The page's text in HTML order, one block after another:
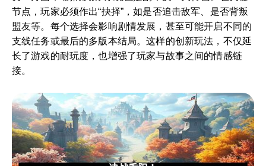
节点，玩家必须作出“抉择”，如是否追击敌军、是否背叛
盟友等。每个选择会影响剧情发展，甚至可能开启不同的
支线任务或最后的多版本结局。这样的创新玩法，不仅延
长了游戏的耐玩度，也增强了玩家与故事之间的情感链
接。